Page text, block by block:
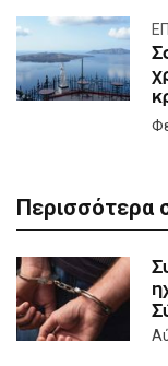
Περισσότερα